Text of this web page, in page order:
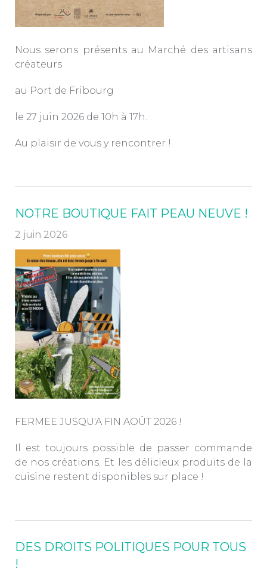
Nous serons présents au Marché des artisans
créateurs
au Port de Fribourg
le 27 juin 2026 de 10h à 17h.
Au plaisir de vous y rencontrer !
NOTRE BOUTIQUE FAIT PEAU NEUVE !
2 juin 2026
FERMEE JUSQU'A FIN AOÛT 2026 !
Il est toujours possible de passer commande
de nos créations. Et les délicieux produits de la
cuisine restent disponibles sur place !
DES DROITS POLITIQUES POUR TOUS
!